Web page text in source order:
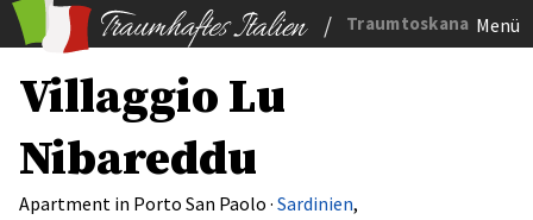
/ Traumtoskana Menü
Villaggio Lu
Nibareddu
Apartment in Porto San Paolo · Sardinien,